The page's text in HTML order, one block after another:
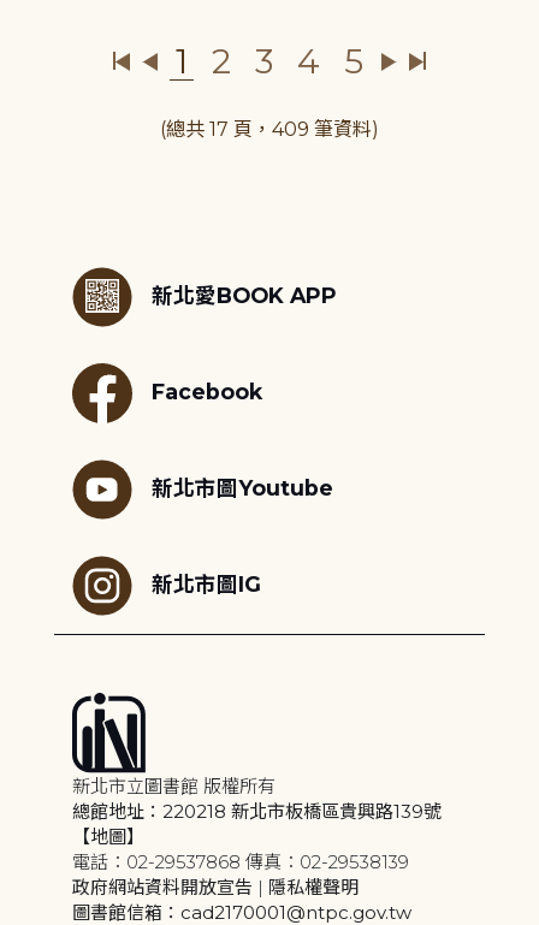
1 2 3 4 5
(總共 17 頁，409 筆資料)
新北愛BOOK APP
Facebook
新北市圖Youtube
新北市圖IG
新北市立圖書館 版權所有
總館地址：220218 新北市板橋區貴興路139號
【地圖】
電話：02-29537868 傳真：02-29538139
政府網站資料開放宣告 | 隱私權聲明
圖書館信箱：cad2170001@ntpc.gov.tw